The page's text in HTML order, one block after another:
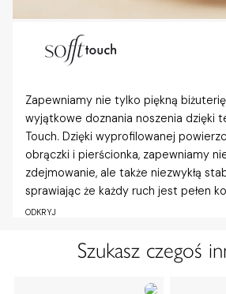
Zapewniamy nie tylko piękną
wyjątkowe doznania noszenia dzięki
Touch. Dzięki wyprofilowanej
obrączki i pierścionka, zapewniamy
zdejmowanie, ale także niezwykłą
sprawiając że każdy ruch jest pełen
ODKRYJ
Szukasz czegoś